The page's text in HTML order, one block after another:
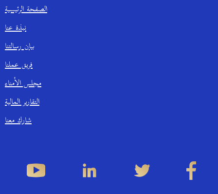
الصفحة الرئيسية
نبذة عنا
بيان رسالتنا
فريق عملنا
مجلس الأمناء
التقارير المالية
شارك معنا